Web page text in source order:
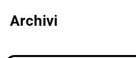
Archivi